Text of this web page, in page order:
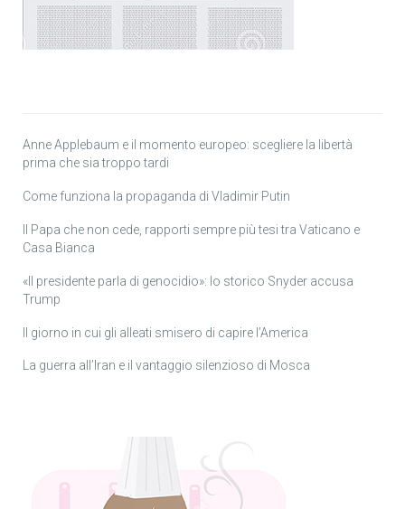
Anne Applebaum e il momento europeo: scegliere la libertà
prima che sia troppo tardi
Come funziona la propaganda di Vladimir Putin
Il Papa che non cede, rapporti sempre più tesi tra Vaticano e
Casa Bianca
«Il presidente parla di genocidio»: lo storico Snyder accusa
Trump
Il giorno in cui gli alleati smisero di capire l’America
La guerra all’Iran e il vantaggio silenzioso di Mosca